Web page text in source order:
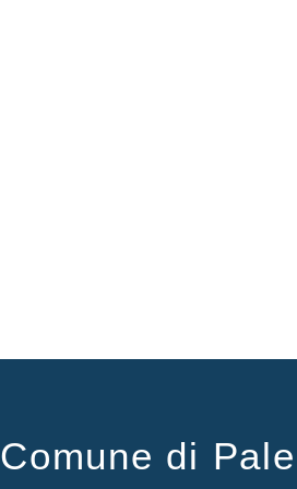
Comune di